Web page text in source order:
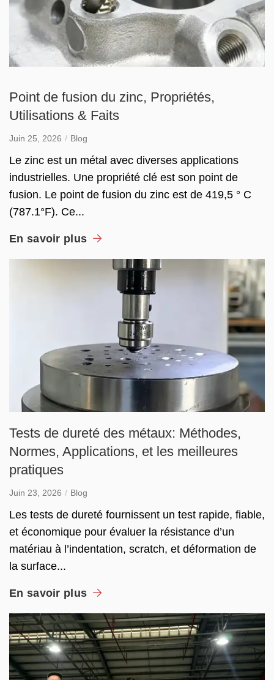
Point de fusion du zinc, Propriétés,
Utilisations & Faits
Juin 25, 2026 Blog
Le zinc est un métal avec diverses applications
industrielles. Une propriété clé est son point de
fusion. Le point de fusion du zinc est de 419,5 ° C
(787.1°F). Ce...
En savoir plus
Tests de dureté des métaux: Méthodes,
Normes, Applications, et les meilleures
pratiques
Juin 23, 2026 Blog
Les tests de dureté fournissent un test rapide, fiable,
et économique pour évaluer la résistance d’un
matériau à l’indentation, scratch, et déformation de
la surface...
En savoir plus